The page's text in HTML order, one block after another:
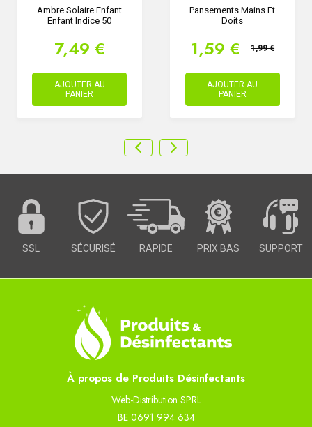
Ambre Solaire Enfant
Enfant Indice 50
7,49 €
AJOUTER AU
PANIER
Pansements Mains Et
Doits
1,59 € 1,99 €
AJOUTER AU
PANIER
SSL SÉCURISÉ RAPIDE PRIX BAS SUPPORT
À propos de Produits Désinfectants
Web-Distribution SPRL
BE 0691 994 634